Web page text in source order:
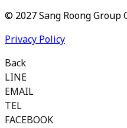
© 2027 Sang Roong Group
Privacy Policy
Back
LINE
EMAIL
TEL
FACEBOOK